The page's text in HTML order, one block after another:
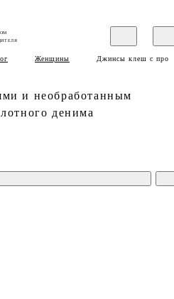
Женщины Джинсы клеш с
и необработанным
денима